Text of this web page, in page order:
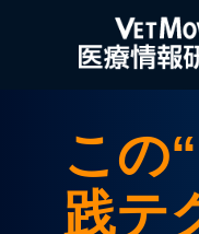
この
践テ